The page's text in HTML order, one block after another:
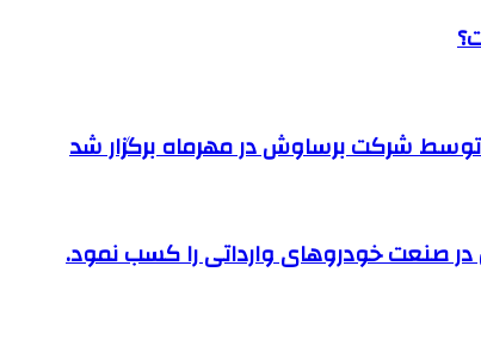
شرکت برساوش در مهرماه برگزار شد
در صنعت خودروهای وارداتی را کسب نمود.